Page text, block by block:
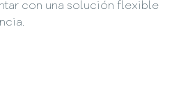
con una solución flexible